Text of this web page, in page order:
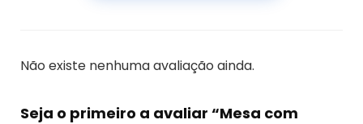
Não existe nenhuma avaliação ainda.
Seja o primeiro a avaliar “Mesa com